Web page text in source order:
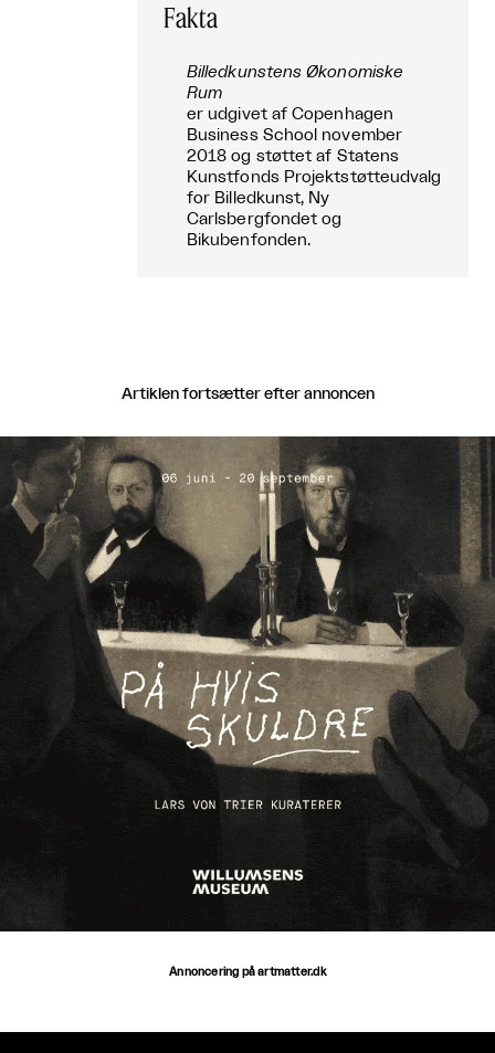
Fakta
Billedkunstens Økonomiske
Rum
er udgivet af Copenhagen
Business School november
2018 og støttet af Statens
Kunstfonds Projektstøtteudvalg
for Billedkunst, Ny
Carlsbergfondet og
Bikubenfonden.
Artiklen fortsætter efter annoncen
Annoncering på artmatter.dk